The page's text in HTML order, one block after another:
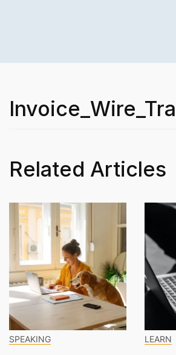
Related Articles
SPEAKING LEARN